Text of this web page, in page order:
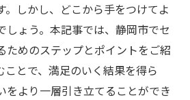
。しかし、どこから手をつけてよ
しょう。本記事では、静岡市でセ
ためのステップとポイントをご紹
ことで、満足のいく結果を得ら
をより一層引き立てることができ